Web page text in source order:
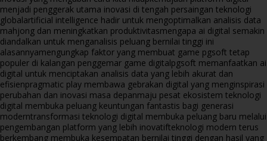
menjadi penggerak utama inovasi di tengah persaingan teknologi
globalartificial intelligence hadir untuk mengoptimalkan analisis data
mahjong dan meningkatkan produktivitasmengapa ai digital semakin
diandalkan untuk menganalisis peluang bernilai tinggi ini
alasannyamengungkap faktor yang membuat game pgsoft tetap
populer di kalangan penggemar game digitalpgsoft memanfaatkan ai
digital untuk menciptakan analisis data yang lebih akurat dan
efisienpragmatic play membawa gebrakan digital yang menginspirasi
perubahan dan inovasi masa depanmaju pesat ekosistem teknologi
digital membuka peluang keuntungan fantastis bagi generasi
moderntransformasi teknologi digital membuka peluang baru melalui
pengembangan platform yang lebih inovatifteknologi modern terus
berkembang membuka kesempatan bernilai tinggi dengan hasil yang